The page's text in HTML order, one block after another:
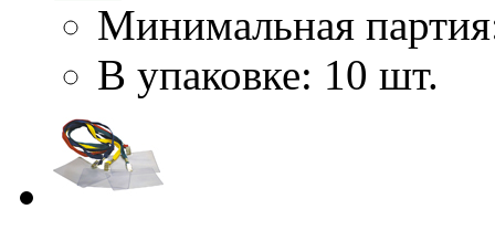
Минимальная
В упаковке: 10 шт.